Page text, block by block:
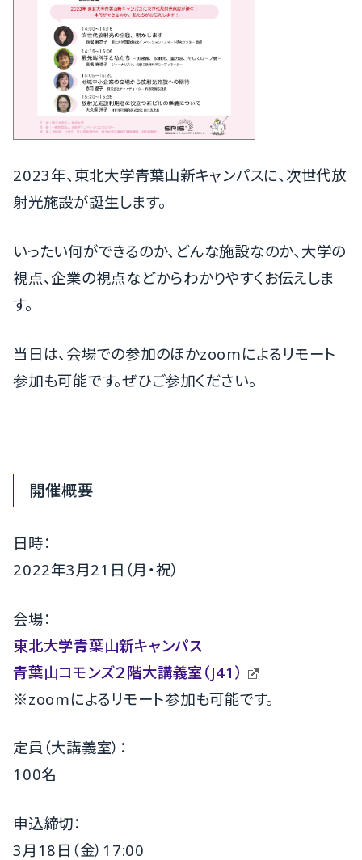
2023年、東北大学青葉山新キャンパスに、 次世代放
射光施設が誕生します。
いったい何ができるのか、どんな施設なのか、大学の
視点、企業の視点などからわかりやすくお伝えしま
す。
当日は、会場での参加のほかzoomによるリモート
参加も可能です。ぜひご参加ください。
開催概要
日時：
2022年3月21日（月・祝）
会場：
東北大学青葉山新キャンパス
青葉山コモンズ２階大講義室（J41）
※zoomによるリモート参加も可能です。
定員（大講義室）：
100名
申込締切：
3月18日（金）17:00